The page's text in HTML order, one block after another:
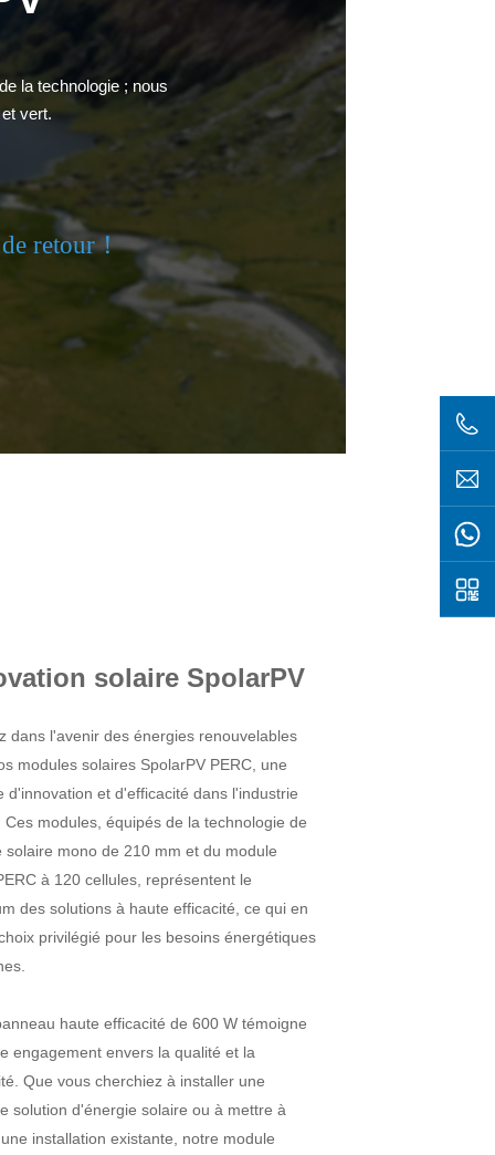
la technologie ; nous
vert.
retour！
solaire SpolarPV
dans l'avenir des énergies renouvelables
modules solaires SpolarPV PERC, une
d'innovation et d'efficacité dans l'industrie
Ces modules, équipés de la technologie de
solaire mono de 210 mm et du module
à 120 cellules, représentent le
des solutions à haute efficacité, ce qui en
privilégié pour les besoins énergétiques
haute efficacité de 600 W témoigne
engagement envers la qualité et la
Que vous cherchiez à installer une
solution d'énergie solaire ou à mettre à
installation existante, notre module